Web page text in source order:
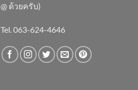
@ ด้วยครับ)
Tel. 063-624-4646